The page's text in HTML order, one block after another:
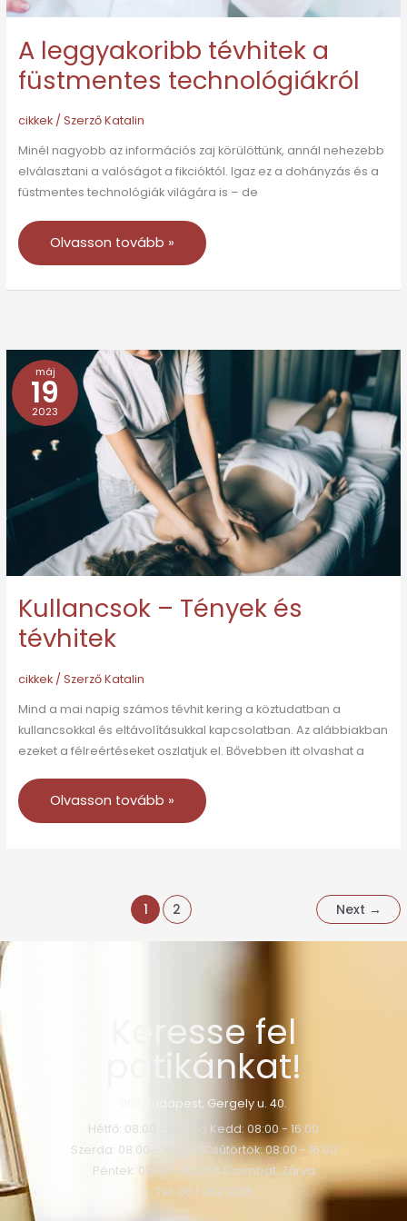
A leggyakoribb tévhitek a
füstmentes technológiákról
cikkek/ SzerzőKatalin
Minél nagyobb az információs zaj körülöttünk, annál nehezebb
elválasztani a valóságot a fikcióktól. Igaz ez a dohányzás és a
füstmentes technológiák világára is – de
Olvasson tovább »
máj
19
2023
Kullancsok – Tények és
tévhitek
cikkek/ SzerzőKatalin
Mind a mai napig számos tévhit kering a köztudatban a
kullancsokkal és eltávolításukkal kapcsolatban. Az alábbiakban
ezeket a félreértéseket oszlatjuk el. Bővebben itt olvashat a
Kullancsok
–
Tények
és
tévhitek
Olvasson tovább »
1 2 Next →
Keresse fel
patikánkat!
1103 Budapest, Gergely u. 40.
Hétfő: 08:00 - 16:00 o Kedd: 08:00 - 16:00
Szerda: 08:00 - 16:00 o Csütörtök: 08:00 - 16:00
Péntek: 08:00 - 16:00 o Szombat: Zárva
Tel: 06 1 262 1828